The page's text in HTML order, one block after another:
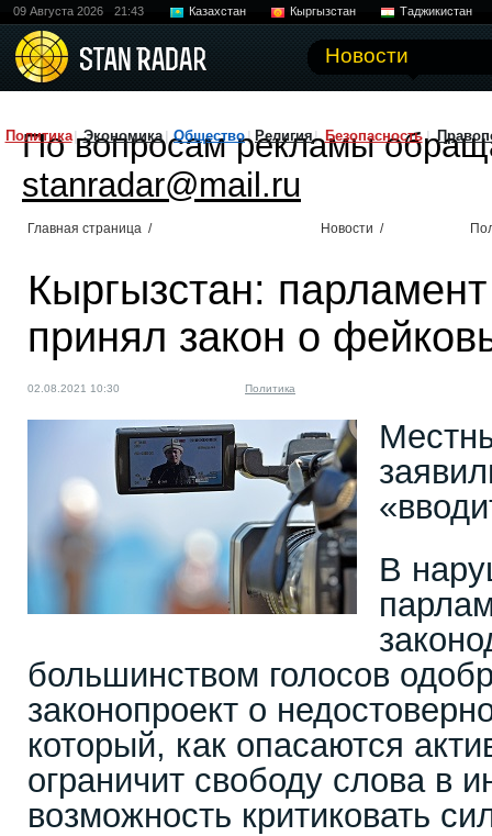
09 Августа 2026 21:43 Казахстан Кыргызстан Таджикистан
Новости
Политика Экономика Общество Религия Безопасность
По вопросам рекламы
stanradar@mail.ru
Главная страница / Новости /
Кыргызстан:
принял закон о
02.08.2021 10:30 Политика
В
большинством голосов
законопроект о
который, как опасаются
ограничит свободу слова в
возможность критиковать